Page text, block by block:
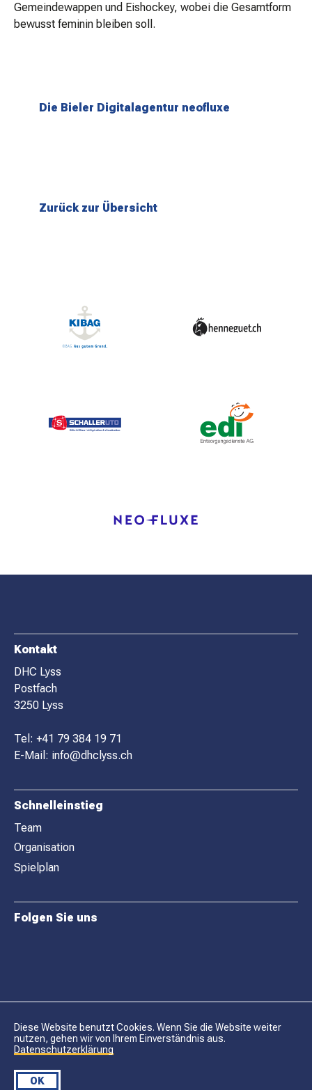
Gemeindewappen und Eishockey, wobei die Gesamtform
bewusst feminin bleiben soll.
Die Bieler Digitalagentur neofluxe
Zurück zur Übersicht
F
O
O
T
E
R
Kontakt
DHC Lyss
Postfach
3250 Lyss
Tel: +41 79 384 19 71
E-Mail: info@dhclyss.ch
Schnelleinstieg
Team
Organisation
Spielplan
Folgen Sie uns
© DHC LYSS
Diese Website benutzt Cookies. Wenn Sie die Website weiter
nutzen, gehen wir von Ihrem Einverständnis aus.
Datenschutzerklärung
OK